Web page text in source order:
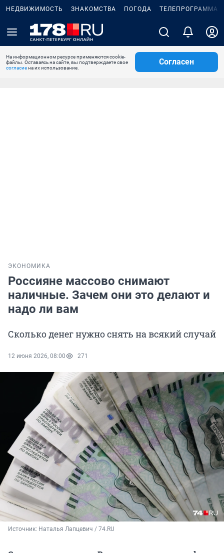
НЕДВИЖИМОСТЬ ЗНАКОМСТВА ПОГОДА ТЕЛЕПРОГРАММА
На информационном ресурсе применяются cookie-
файлы. Оставаясь на сайте, вы подтверждаете свое
согласиена их использование.
Согласен
ЭКОНОМИКА
Россияне массово снимают
наличные. Зачем они это делают и
надо ли вам
Сколько денег нужно снять на всякий случай
12 июня 2026, 08:00 271
Источник: Наталья Лапцевич / 74.RU